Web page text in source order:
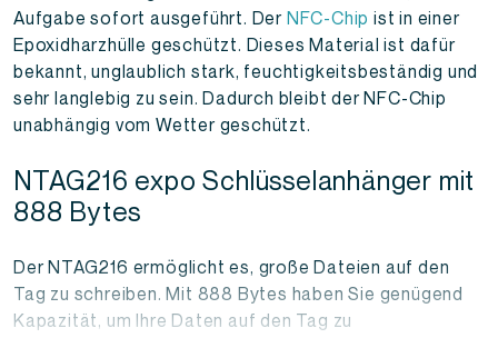
Aufgabe sofort ausgeführt. Der NFC-Chip ist in einer
Epoxidharzhülle geschützt. Dieses Material ist dafür
bekannt, unglaublich stark, feuchtigkeitsbeständig und
sehr langlebig zu sein. Dadurch bleibt der NFC-Chip
unabhängig vom Wetter geschützt.
NTAG216 expo Schlüsselanhänger mit
888 Bytes
Der NTAG216 ermöglicht es, große Dateien auf den
Tag zu schreiben. Mit 888 Bytes haben Sie genügend
Kapazität, um Ihre Daten auf den Tag zu